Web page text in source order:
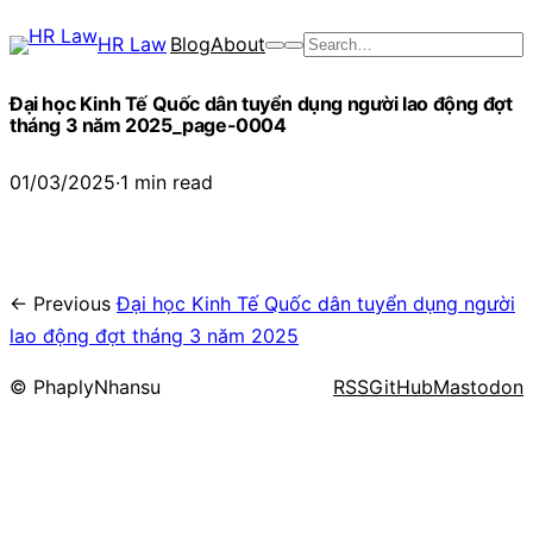
Chuyển
đến
nội
HR Law BlogAbout Search
Đại học Kinh Tế Quốc dân tuyển dụng người lao động đợt
tháng 3 năm 2025_page-0004
01/03/2025·1 min read
← Previous Đại học Kinh Tế Quốc dân tuyển dụng người
lao động đợt tháng 3 năm 2025
© PhaplyNhansu RSSGitHubMastodon